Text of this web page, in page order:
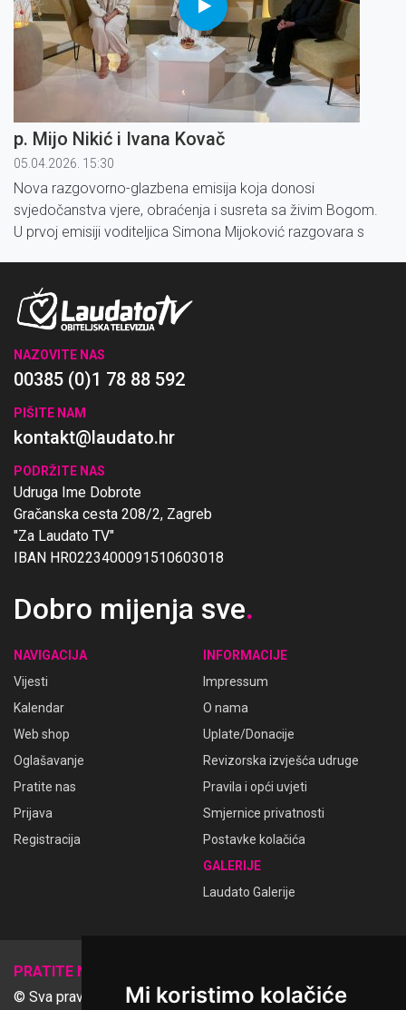
Mi koristimo kolačiće
p. Mijo Nikić i Ivana Kovač
05.04.2026. 15:30
Nova razgovorno-glazbena emisija koja donosi
svjedočanstva vjere, obraćenja i susreta sa živim Bogom.
U prvoj emisiji voditeljica Simona Mijoković razgovara s
Kristom.
NAZOVITE NAS
00385 (0)1 78 88 592
PIŠITE NAM
kontakt@laudato.hr
PODRŽITE NAS
Udruga Ime Dobrote
Gračanska cesta 208/2, Zagreb
"Za Laudato TV"
IBAN HR0223400091510603018
Dobro mijenja sve.
NAVIGACIJA
Vijesti
Kalendar
Web shop
Oglašavanje
Pratite nas
Prijava
Registracija
INFORMACIJE
Impressum
O nama
Uplate/Donacije
Revizorska izvješća udruge
Pravila i opći uvjeti
Smjernice privatnosti
Postavke kolačića
GALERIJE
Laudato Galerije
PRATITE NAS
© Sva prava pridržana Udruga Ime dobrote